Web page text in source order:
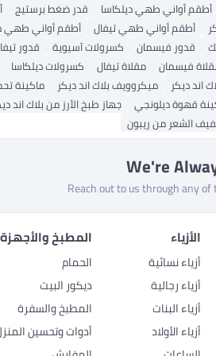
أطقم أواني طهي ديلكاسا قدر ضغط برستيج
أطقم أواني طهي تيفال أطقم أواني طهي
قدور فيسمان كسرولات آسيوية قدور
فيسمان مقلاة تيفال كسرولات ديلكاسا
اند ديكر ميكروويف بلاك اند ديكر ماكينة
قهوة ديلونجي جهاز طبخ الأرز من بلاك اند
الشعر من ريبون
We're
Reach out to us through any
الأزياء
أزياء نسائية
أزياء رجالية
أزياء البنات
أزياء الأولاد
المطبخ
الحمام
ديكور البيت
المطبخ والسفرة
أدوات وتحسين